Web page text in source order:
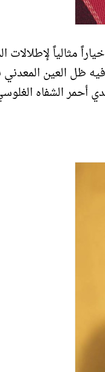
مثالياً
ظل العين
أحمر الشفاه